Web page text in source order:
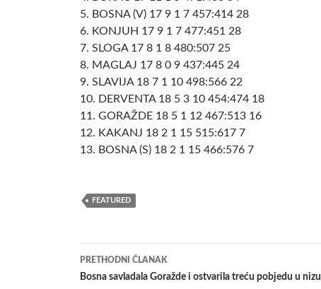
5. BOSNA (V) 17 9 1 7 457:414 28
6. KONJUH 17 9 1 7 477:451 28
7. SLOGA 17 8 1 8 480:507 25
8. MAGLAJ 17 8 0 9 437:445 24
9. SLAVIJA 18 7 1 10 498:566 22
10. DERVENTA 18 5 3 10 454:474 18
11. GORAŽDE 18 5 1 12 467:513 16
12. KAKANJ 18 2 1 15 515:617 7
13. BOSNA (S) 18 2 1 15 466:576 7
FEATURED
Navigacija
članaka
PRETHODNI ČLANAK
Bosna savladala Goražde i ostvarila treću pobjedu u nizu